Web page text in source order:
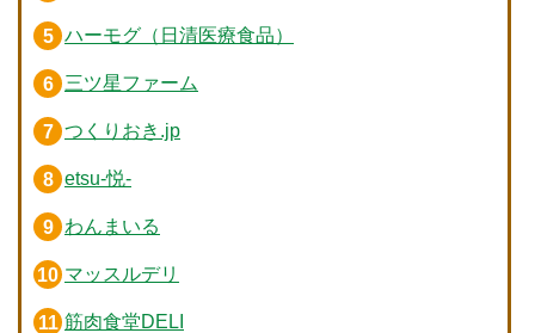
ハーモグ（日清医療食品）
三ツ星ファーム
つくりおき.jp
etsu-悦-
わんまいる
マッスルデリ
筋肉食堂DELI